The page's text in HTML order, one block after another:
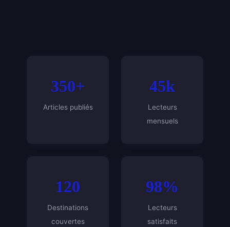
350+
Articles publiés
45k
Lecteurs
mensuels
120
Destinations
couvertes
98%
Lecteurs
satisfaits